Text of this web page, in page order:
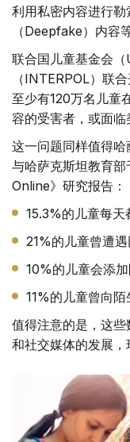
利用私密内容进行
（Deepfake）内容
联合国儿童基金会
（INTERPOL）联
至少有120万名儿童
容的受害者，或面临
这一问题同样值得
与哈萨克斯坦教育
Online》研究报告：
15.3%的儿童每天
21%的儿童曾遭遇
10%的儿童会添加
11%的儿童曾向陌
值得注意的是，这
和社交媒体的发展，